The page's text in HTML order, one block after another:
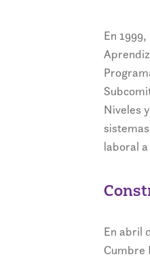
En
Niveles
laboral
En abril
Cumbre